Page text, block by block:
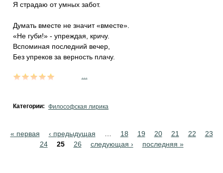
Я страдаю от умных забот.
Думать вместе не значит «вместе».
«Не губи!» - упреждая, кричу.
Вспоминая последний вечер,
Без упреков за верность плачу.
Категории: Философская лирика
Pages
« первая ‹ предыдущая 18 19 20 21 22
23
24
25 26 следующая › последняя »